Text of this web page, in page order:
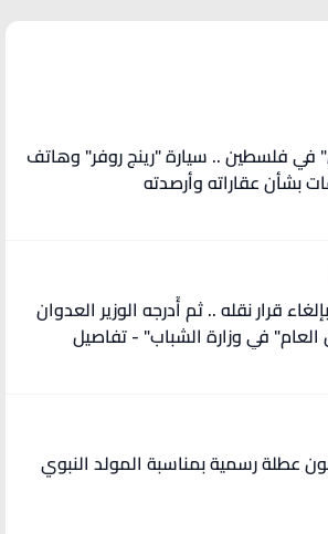
"أغنى متسول" في فلسطين .. سيارة "رينج روفر" وهاتف
بشأن عقاراته وأرصدته
"انتصر قضائيًا بإلغاء قرار نقله .. ثم أُدرجه الوزير العدوان
في وزارة الشباب" - تفاصيل
عطلة رسمية بمناسبة المولد النبوي